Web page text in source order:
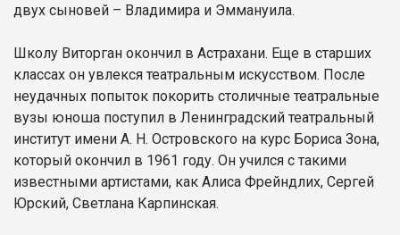
двух сыновей – Владимира и Эммануила.
Школу Виторган окончил в Астрахани. Еще в старших
классах он увлекся театральным искусством. После
неудачных попыток покорить столичные театральные
вузы юноша поступил в Ленинградский театральный
институт имени А. Н. Островского на курс Бориса Зона,
который окончил в 1961 году. Он учился с такими
известными артистами, как Алиса Фрейндлих, Сергей
Юрский, Светлана Карпинская.